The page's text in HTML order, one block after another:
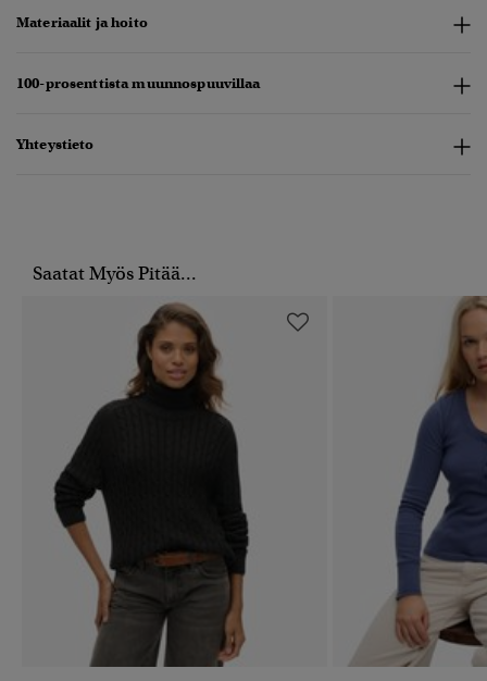
Materiaalit ja hoito
100-prosenttista muunnospuuvillaa
Yhteystieto
Saatat Myös Pitää...